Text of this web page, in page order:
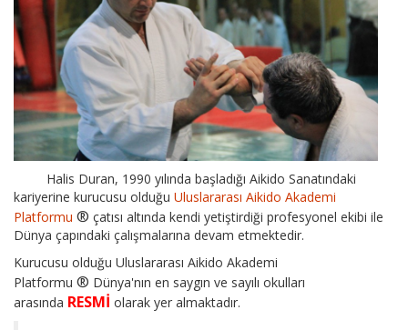
Halis Duran, 1990 yılında başladığı Aikido Sanatındaki
kariyerine kurucusu olduğu Uluslararası Aikido Akademi
Platformu ® çatısı altında kendi yetiştirdiği profesyonel ekibi ile
Dünya çapındaki çalışmalarına devam etmektedir.
Kurucusu olduğu Uluslararası Aikido Akademi
Platformu ® Dünya'nın en saygın ve sayılı okulları
arasında RESMİ olarak yer almaktadır.